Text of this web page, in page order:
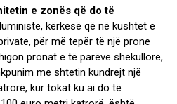
e zonës që do të
kërkesë që në kushtet e
për më tepër të një prone
pronat e të parëve shekullorë,
me shtetin kundrejt një
kur tokat ku ai do të